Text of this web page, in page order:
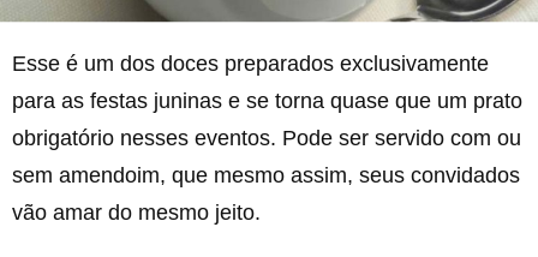
Esse é um dos doces preparados exclusivamente
para as festas juninas e se torna quase que um prato
obrigatório nesses eventos. Pode ser servido com ou
sem amendoim, que mesmo assim, seus convidados
vão amar do mesmo jeito.